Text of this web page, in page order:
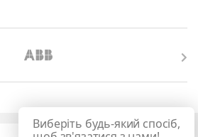
Виберіть будь-який спосіб,